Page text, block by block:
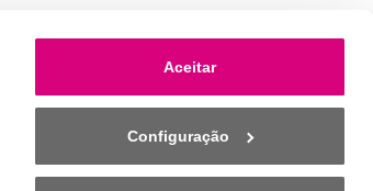
Aceitar
Configuração